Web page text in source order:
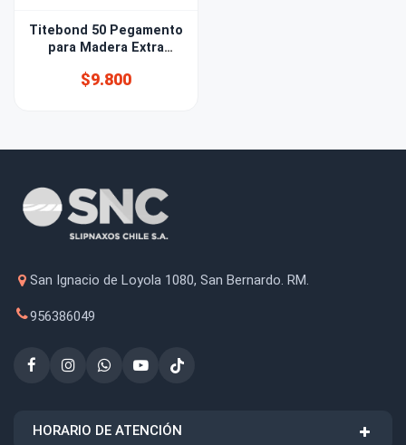
Titebond 50 Pegamento
para Madera Extra
$9.800
San Ignacio de Loyola 1080, San Bernardo. RM.
956386049
HORARIO DE ATENCIÓN